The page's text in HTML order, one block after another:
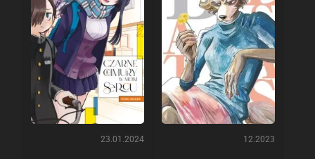
23.01.2024 12.2023